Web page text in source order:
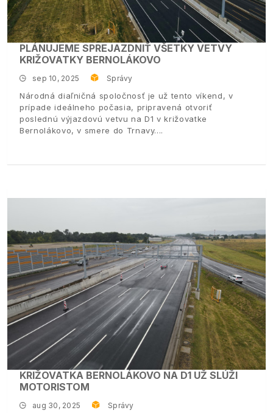
PLÁNUJEME SPREJAZDNIŤ VŠETKY VETVY
KRIŽOVATKY BERNOLÁKOVO
sep 10, 2025 Správy
Národná diaľničná spoločnosť je už tento víkend, v
prípade ideálneho počasia, pripravená otvoriť
poslednú výjazdovú vetvu na D1 v križovatke
Bernolákovo, v smere do Trnavy.
KRIŽOVATKA BERNOLÁKOVO NA D1 UŽ SLÚŽI
MOTORISTOM
aug 30, 2025 Správy